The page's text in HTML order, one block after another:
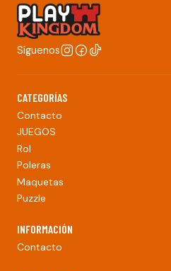
Síguenos
CATEGORÍAS
Contacto
JUEGOS
Rol
Poleras
Maquetas
Puzzle
INFORMACIÓN
Contacto